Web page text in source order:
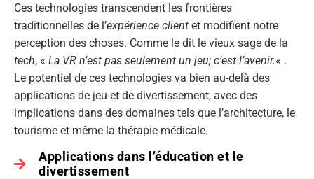
Ces technologies transcendent les frontières
traditionnelles de l’expérience client et modifient notre
perception des choses. Comme le dit le vieux sage de la
tech, « La VR n’est pas seulement un jeu; c’est l’avenir.« .
Le potentiel de ces technologies va bien au-delà des
applications de jeu et de divertissement, avec des
implications dans des domaines tels que l’architecture, le
tourisme et même la thérapie médicale.
Applications dans l’éducation et le
divertissement